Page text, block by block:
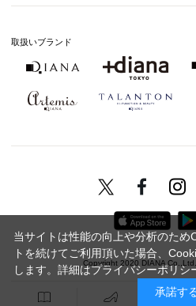
取扱いブランド
Copyright 2020 DIANA
当サイトは性能の向上や分析のため
トを続けてご利用頂いた場合、
します。詳細はプライバシーポリシ
承諾す